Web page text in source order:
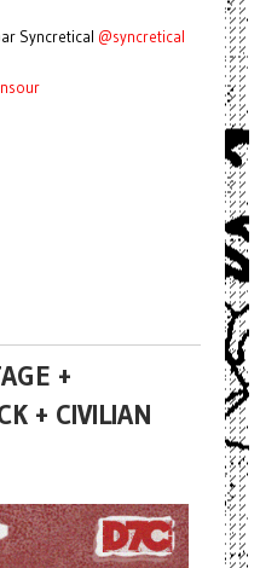
Syncretical @syncretical
+
+ CIVILIAN